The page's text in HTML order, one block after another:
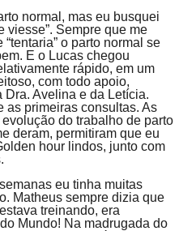
normal, mas eu busquei
viesse”. Sempre que me
o parto normal se
E o Lucas chegou
rápido, em um
com todo apoio,
Avelina e da Letícia.
as primeiras consultas. As
do trabalho de parto
deram, permitiram que eu
hour lindos, junto com
eu tinha muitas
Matheus sempre dizia que
treinando, era
Mundo! Na madrugada do